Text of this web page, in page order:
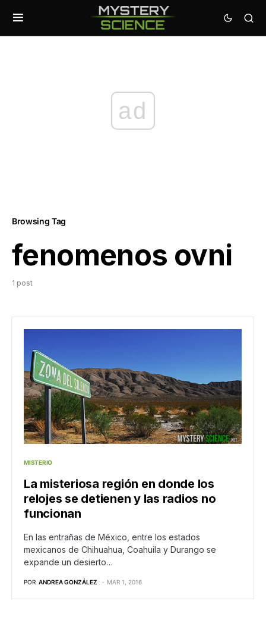
ad
Browsing Tag
fenomenos ovni
1 post
MISTERIO
La misteriosa región en donde los
relojes se detienen y las radios no
funcionan
En las entrañas de México, entre los estados
mexicanos de Chihuahua, Coahuila y Durango se
expande un desierto…
POR ANDREA GONZÁLEZ MAR 1, 2016